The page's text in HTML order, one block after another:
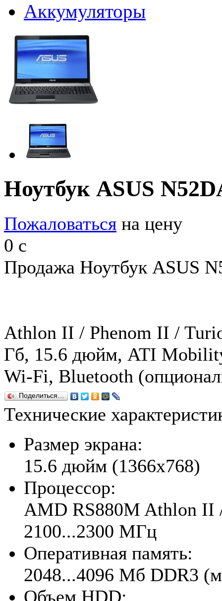
Аккумуляторы
Ноутбук ASUS
Пожаловаться на цену
0 c
Продажа Ноутбук ASUS
Athlon II / Phenom II /
Гб, 15.6 дюйм, ATI
Wi-Fi, Bluetooth
Поделиться…
Технические
Размер экрана:
15.6 дюйм (1366x768)
Процессор:
AMD RS880M Athlon II
2100...2300 МГц
Оперативная память:
2048...4096 Мб DDR3
Объем HDD: